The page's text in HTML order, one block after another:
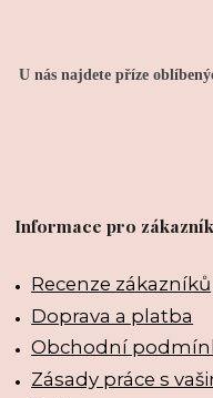
U nás najdete příze
Informace pro
Recenze zákazníků
Doprava a platba
Obchodní
Zásady práce s